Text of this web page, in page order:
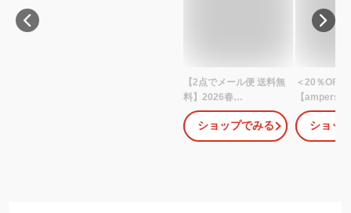
【2点でメール便 送料無
料】2026春
【ampersand/アンパサ
ンド】かくれんぼインナ
ー キャミソール タンク
ショップでみる
＜20％OFF
【
ンド】ひん
んぼインナ
は 深あき
ショッ